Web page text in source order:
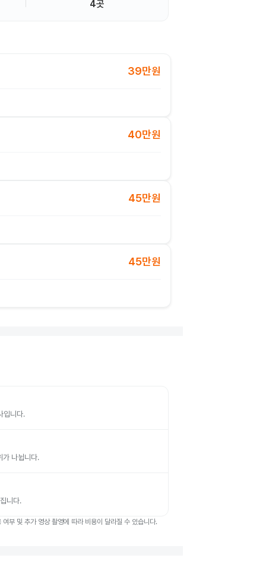
4곳
39만원
40만원
45만원
45만원
입니다.
가 나뉩니다.
니다.
부 및 추가 영상 촬영에 따라 비용이 달라질 수 있습니다.